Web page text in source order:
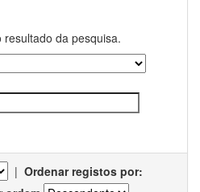
da pesquisa.
| Ordenar registos por: